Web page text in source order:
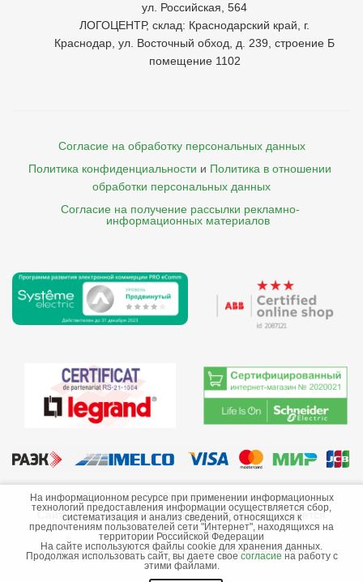
ул. Российская, 564
ЛОГОЦЕНТР, склад: Краснодарский край, г.
Краснодар, ул. Восточный обход, д. 239, строение Б
помещение 1102
Согласие на обработку персональных данных
Политика конфиденциальности и Политика в отношении
обработки персональных данных
Согласие на получение рассылки рекламно-
    информационных материалов
©2013-2026 ООО «Краснодарэлектро»
Сайт носит информационный характер и не является
публичной офертой.
Стоимость товаров и их наличие не гарантируются.
На информационном ресурсе при применении информационных
технологий предоставления информации осуществляется сбор,
систематизация и анализ сведений, относящихся к
предпочтениям пользователей сети "Интернет", находящихся на
территории Российской Федерации
На сайте используются файлы cookie для хранения данных.
Продолжая использовать сайт, вы даете свое согласие на работу с
этими файлами.